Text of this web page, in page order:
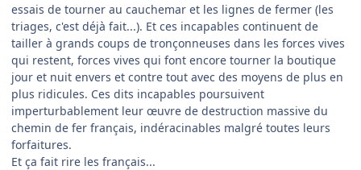
essais de tourner au cauchemar et les lignes de fermer (les
triages, c'est déjà fait...). Et ces incapables continuent de
tailler à grands coups de tronçonneuses dans les forces vives
qui restent, forces vives qui font encore tourner la boutique
jour et nuit envers et contre tout avec des moyens de plus en
plus ridicules. Ces dits incapables poursuivent
imperturbablement leur œuvre de destruction massive du
chemin de fer français, indéracinables malgré toutes leurs
forfaitures.
Et ça fait rire les français...